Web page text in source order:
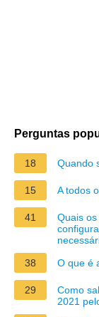
Perguntas
18 Quando
15 A todos
41
Quais
38
O que é
29
Como
2021